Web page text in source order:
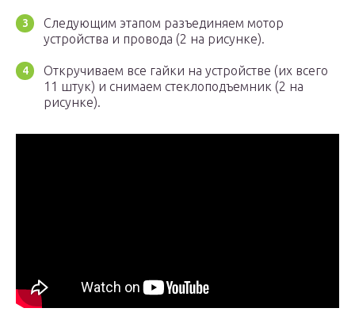
Следующим этапом разъединяем мотор
устройства и провода (2 на рисунке).
Откручиваем все гайки на устройстве (их всего
11 штук) и снимаем стеклоподъемник (2 на
рисунке).